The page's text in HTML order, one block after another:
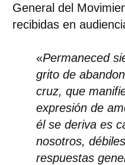
General del
recibidas en
«Permaneced
grito de
cruz, que
expresión de
él se deriva es
nosotros,
respuestas